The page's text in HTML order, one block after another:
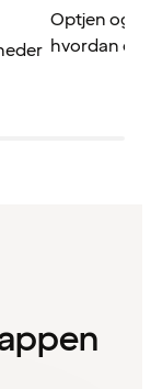
Optjen og
hvordan